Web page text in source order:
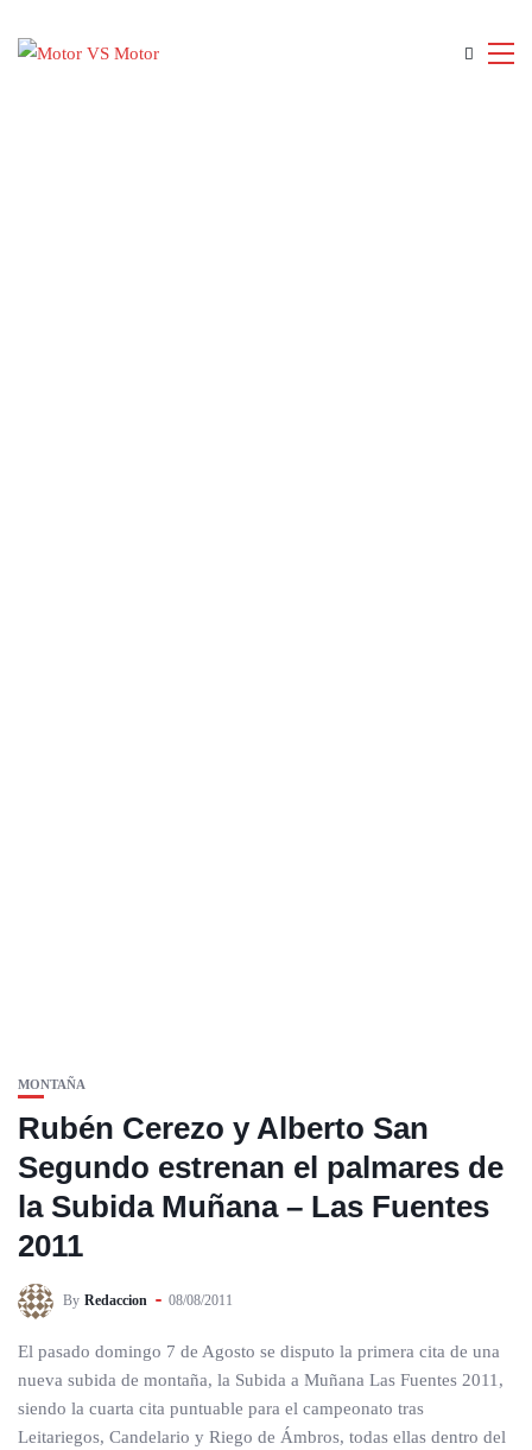
MONTAÑA
Rubén Cerezo y Alberto San
Segundo estrenan el palmares de
la Subida Muñana – Las Fuentes
2011
By Redaccion 08/08/2011
El pasado domingo 7 de Agosto se disputo la primera cita de una
nueva subida de montaña, la Subida a Muñana Las Fuentes 2011,
siendo la cuarta cita puntuable para el campeonato tras
Leitariegos, Candelario y Riego de Ámbros, todas ellas dentro del